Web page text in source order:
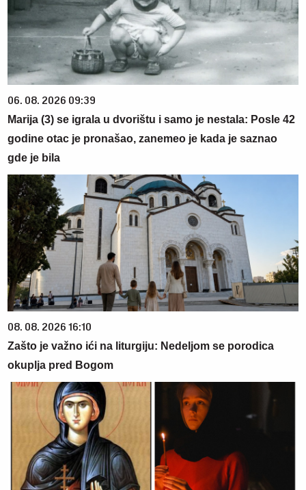
06. 08. 2026 09:39
Marija (3) se igrala u dvorištu i samo je nestala: Posle 42
godine otac je pronašao, zanemeo je kada je saznao
gde je bila
08. 08. 2026 16:10
Zašto je važno ići na liturgiju: Nedeljom se porodica
okuplja pred Bogom